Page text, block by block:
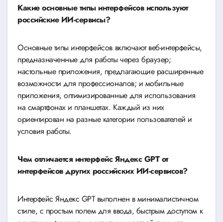
Какие основные типы интерфейсов используют
российские ИИ-сервисы?
Основные типы интерфейсов включают веб-интерфейсы,
предназначенные для работы через браузер;
настольные приложения, предлагающие расширенные
возможности для профессионалов; и мобильные
приложения, оптимизированные для использования
на смартфонах и планшетах. Каждый из них
ориентирован на разные категории пользователей и
условия работы.
Чем отличается интерфейс Яндекс GPT от
интерфейсов других российских ИИ-сервисов?
Интерфейс Яндекс GPT выполнен в минималистичном
стиле, с простым полем для ввода, быстрым доступом к